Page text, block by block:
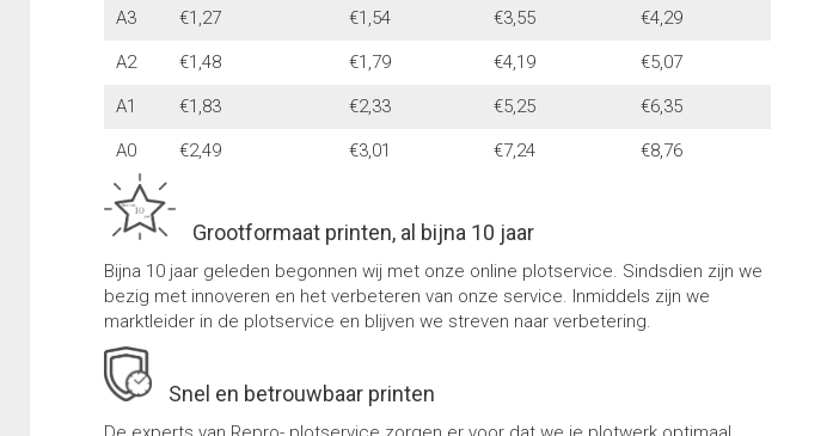
A3 €1,27 €1,54 €3,55 €4,29
A2 €1,48 €1,79 €4,19 €5,07
A1 €1,83 €2,33 €5,25 €6,35
A0 €2,49 €3,01 €7,24 €8,76
Grootformaat printen, al bijna 10 jaar
Bijna 10 jaar geleden begonnen wij met onze online plotservice. Sindsdien zijn we
bezig met innoveren en het verbeteren van onze service. Inmiddels zijn we
marktleider in de plotservice en blijven we streven naar verbetering.
Snel en betrouwbaar printen